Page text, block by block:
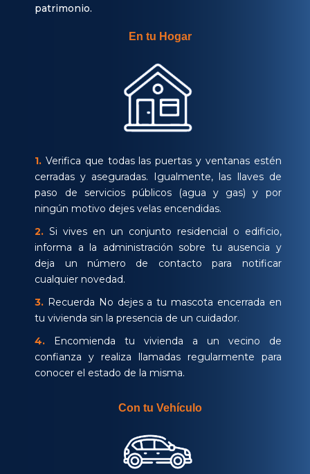
patrimonio.
En tu Hogar
1. Verifica que todas las puertas y ventanas estén
cerradas y aseguradas. Igualmente, las llaves de
paso de servicios públicos (agua y gas) y por
ningún motivo dejes velas encendidas.
2. Si vives en un conjunto residencial o edificio,
informa a la administración sobre tu ausencia y
deja un número de contacto para notificar
cualquier novedad.
3. Recuerda No dejes a tu mascota encerrada en
tu vivienda sin la presencia de un cuidador.
4. Encomienda tu vivienda a un vecino de
confianza y realiza llamadas regularmente para
conocer el estado de la misma.
Con tu Vehículo